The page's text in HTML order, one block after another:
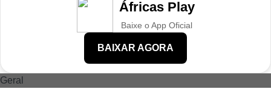
Áfricas Play
Baixe o App Oficial
BAIXAR AGORA
Geral